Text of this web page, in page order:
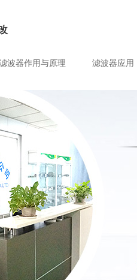
波器作用与原理 滤波器应用